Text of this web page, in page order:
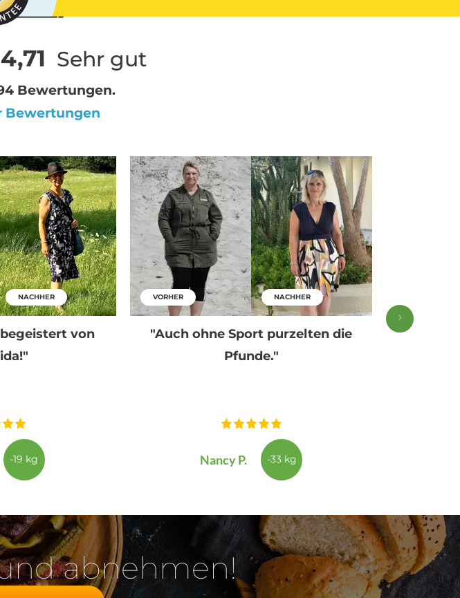
4,71 Sehr gut
Bewertungen.
Bewertungen
NACHHER
von
-19 kg
VORHER NACHHER
"Auch ohne Sport purzelten die
Pfunde."
Nancy P. -33 kg
"Alle
abnehmen!